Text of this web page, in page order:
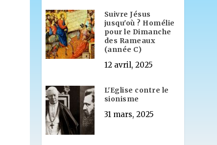
Suivre Jésus
jusqu'où ? Homélie
pour le Dimanche
des Rameaux
(année C)
12 avril, 2025
L'Eglise contre le
sionisme
31 mars, 2025